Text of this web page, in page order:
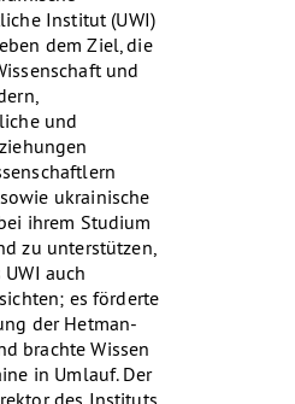
Institut (UWI)
dem Ziel, die
und
und
ukrainische
ihrem Studium
zu unterstützen,
auch
es förderte
der Hetman-
brachte Wissen
in Umlauf. Der
des Instituts